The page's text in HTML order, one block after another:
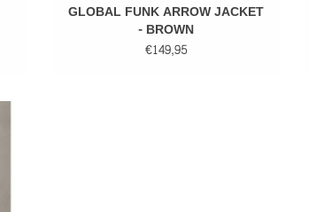
GLOBAL FUNK ARROW JACKET
- BROWN
€149,95